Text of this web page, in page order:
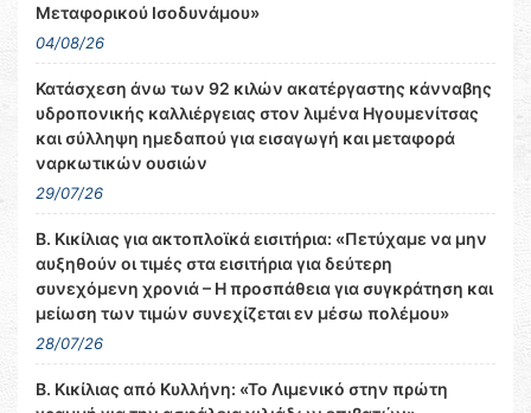
Μεταφορικού Ισοδυνάμου»
04/08/26
Κατάσχεση άνω των 92 κιλών ακατέργαστης κάνναβης
υδροπονικής καλλιέργειας στον λιμένα Ηγουμενίτσας
και σύλληψη ημεδαπού για εισαγωγή και μεταφορά
ναρκωτικών ουσιών
29/07/26
Β. Κικίλιας για ακτοπλοϊκά εισιτήρια: «Πετύχαμε να μην
αυξηθούν οι τιμές στα εισιτήρια για δεύτερη
συνεχόμενη χρονιά – Η προσπάθεια για συγκράτηση και
μείωση των τιμών συνεχίζεται εν μέσω πολέμου»
28/07/26
Β. Κικίλιας από Κυλλήνη: «Το Λιμενικό στην πρώτη